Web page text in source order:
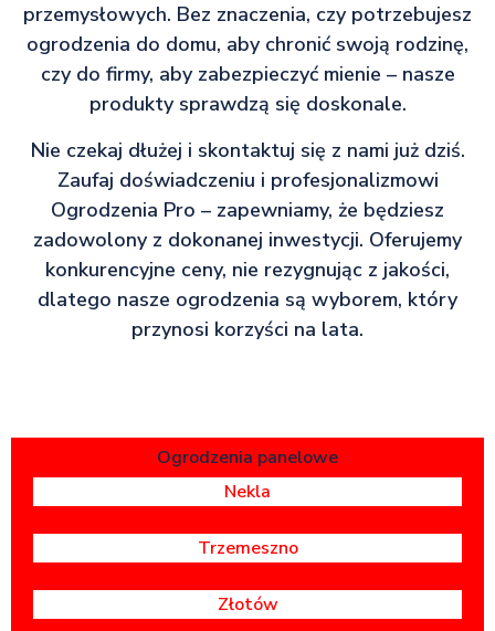
przemysłowych. Bez znaczenia, czy potrzebujesz
ogrodzenia do domu, aby chronić swoją rodzinę,
czy do firmy, aby zabezpieczyć mienie – nasze
produkty sprawdzą się doskonale.
Nie czekaj dłużej i skontaktuj się z nami już dziś.
Zaufaj doświadczeniu i profesjonalizmowi
Ogrodzenia Pro – zapewniamy, że będziesz
zadowolony z dokonanej inwestycji. Oferujemy
konkurencyjne ceny, nie rezygnując z jakości,
dlatego nasze ogrodzenia są wyborem, który
przynosi korzyści na lata.
Ogrodzenia panelowe
Nekla
Trzemeszno
Złotów